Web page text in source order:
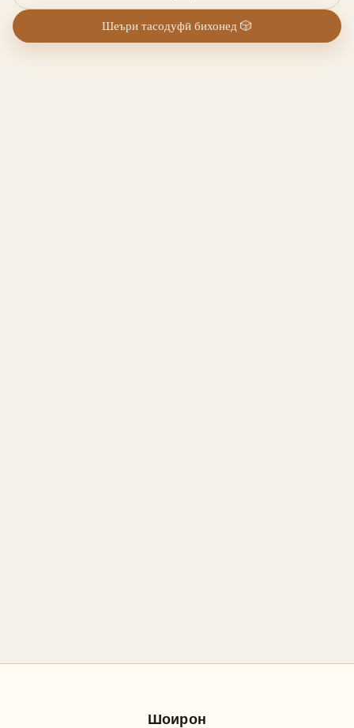
Шеъри тасодуфӣ бихонед 🎲
Шоирон